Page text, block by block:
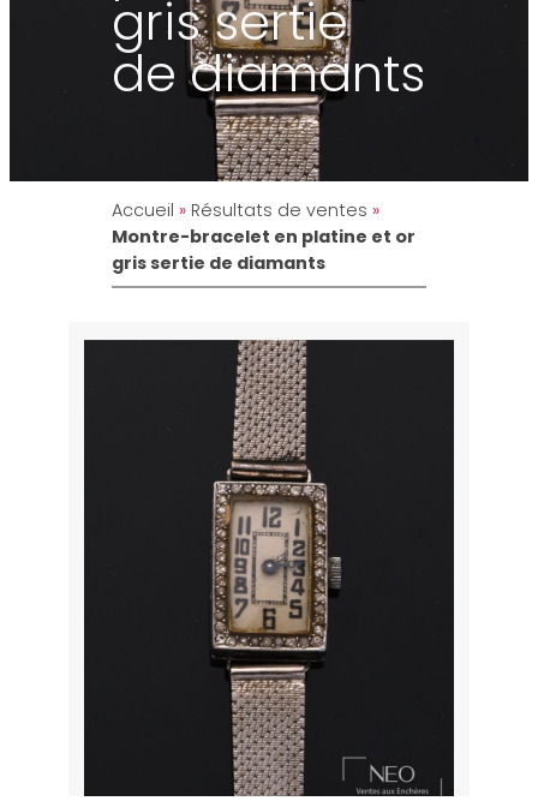
gris sertie
de diamants
Accueil » Résultats de ventes »
Montre-bracelet en platine et or
gris sertie de diamants